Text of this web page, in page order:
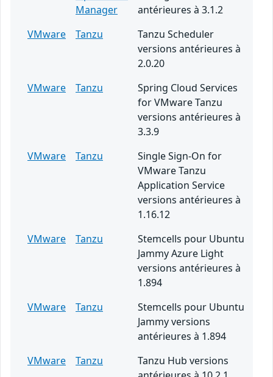
Manager
antérieures à 3.1.2
VMware
Tanzu
Tanzu Scheduler
versions antérieures à
2.0.20
VMware
Tanzu
Spring Cloud Services
for VMware Tanzu
versions antérieures à
3.3.9
VMware
Tanzu
Single Sign-On for
VMware Tanzu
Application Service
versions antérieures à
1.16.12
VMware
Tanzu
Stemcells pour Ubuntu
Jammy Azure Light
versions antérieures à
1.894
VMware
Tanzu
Stemcells pour Ubuntu
Jammy versions
antérieures à 1.894
VMware
Tanzu
Tanzu Hub versions